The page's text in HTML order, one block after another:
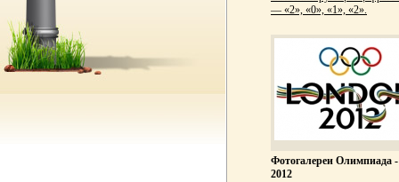
— «2», «0», «1», «2».
Фотогалереи Олимпиада -
2012